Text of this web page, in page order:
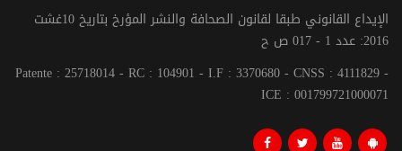
الإيداع القانوني طبقا لقانون الصحافة والنشر المؤرخ بتاريخ 10غشت
2016: عدد 1 - 017 ص ح
Patente : 25718014 - RC : 104901 - I.F : 3370680 - CNSS : 4111829 -
ICE : 001799721000071